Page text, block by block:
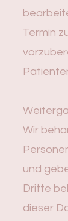
Termin
Wir
und
Dritte
dieser